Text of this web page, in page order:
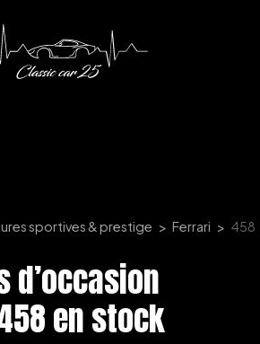
sportives & prestige Ferrari 458
d’occasion
en stock